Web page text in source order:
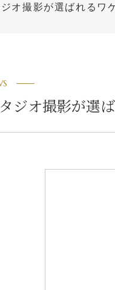
オ撮影が選ばれるワ
ジオ撮影が選